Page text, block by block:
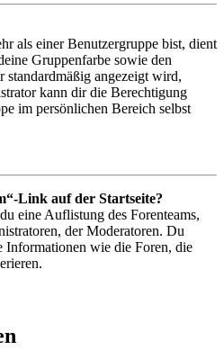
als einer Benutzergruppe bist, dient
Gruppenfarbe sowie den
standardmäßig angezeigt wird,
kann dir die Berechtigung
im persönlichen Bereich selbst
Link auf der Startseite?
eine Auflistung des Forenteams,
der Moderatoren. Du
Informationen wie die Foren, die